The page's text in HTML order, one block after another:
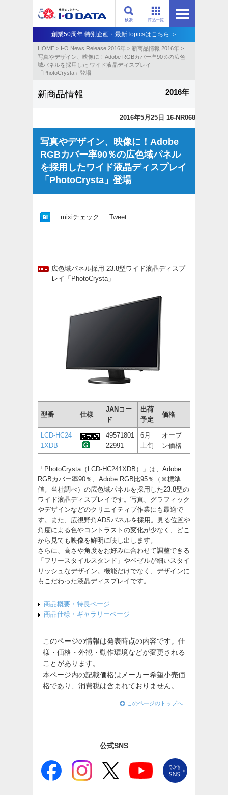
商品一覧
検索
創業50周年 特別企画・最新Topicsはこちら ＞
HOME > I-O News Release 2016年 > 新商品情報 2016年 >
写真やデザイン、映像に！Adobe RGBカバー率90％の広色
域パネルを採用した ワイド液晶ディスプレイ
「PhotoCrysta」登場
新商品情報 2016年
2016年5月25日 16-NR068
写真やデザイン、映像に！Adobe
RGBカバー率90％の広色域パネル
を採用したワイド液晶ディスプレイ
「PhotoCrysta」登場
mixiチェック Tweet
広色域パネル採用 23.8型ワイド液晶ディスプ
レイ「PhotoCrysta」
型番 仕様
JANコー
ド
出荷
予定
価格
LCD-HC24
1XDB
49571801
22991
6月
上旬
オープ
ン価格
「PhotoCrysta（LCD-HC241XDB）」は、Adobe
RGBカバー率90％、Adobe RGB比95％（※標準
値。当社調べ）の広色域パネルを採用した23.8型の
ワイド液晶ディスプレイです。写真、グラフィック
やデザインなどのクリエイティブ作業にも最適で
す。また、広視野角ADSパネルを採用。見る位置や
角度による色やコントラストの変化が少なく、どこ
から見ても映像を鮮明に映し出します。
さらに、高さや角度をお好みに合わせて調整できる
「フリースタイルスタンド」やベゼルが細いスタイ
リッシュなデザイン。機能だけでなく、デザインに
もこだわった液晶ディスプレイです。
商品概要・特長ページ
商品仕様・ギャラリーページ
このページの情報は発表時点の内容です。仕
様・価格・外観・動作環境などが変更される
ことがあります。
本ページ内の記載価格はメーカー希望小売価
格であり、消費税は含まれておりません。
このページのトップへ
公式SNS